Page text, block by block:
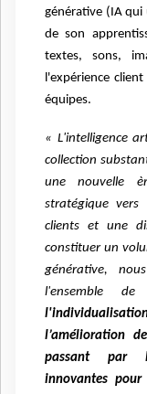
générative (IA qui
de son
textes, sons,
l'expérience
équipes.
« L'intelligence
collection
une nouvelle
stratégique
clients et une
constituer un
générative,
l'ensemble
l’amélioration
passant par
innovantespour